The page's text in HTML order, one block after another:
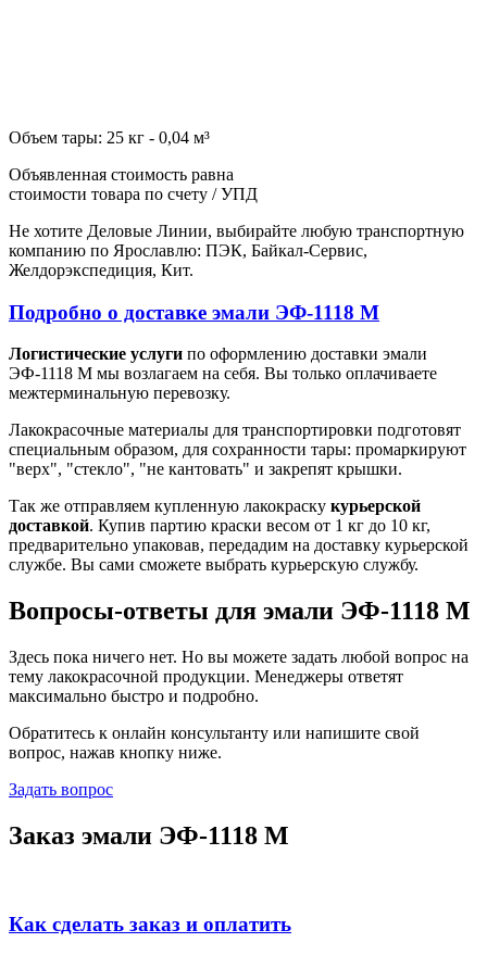
Объем тары: 25 кг - 0,04 м³
Объявленная стоимость равна
стоимости товара по счету / УПД
Не хотите Деловые Линии, выбирайте любую транспортную
компанию по Ярославлю: ПЭК, Байкал-Сервис,
Желдорэкспедиция, Кит.
Подробно о доставке эмали ЭФ-1118 М
Логистические услуги по оформлению доставки эмали
ЭФ-1118 М мы возлагаем на себя. Вы только оплачиваете
межтерминальную перевозку.
Лакокрасочные материалы для транспортировки подготовят
специальным образом, для сохранности тары: промаркируют
"верх", "стекло", "не кантовать" и закрепят крышки.
Так же отправляем купленную лакокраску курьерской
доставкой. Купив партию краски весом от 1 кг до 10 кг,
предварительно упаковав, передадим на доставку курьерской
службе. Вы сами сможете выбрать курьерскую службу.
Вопросы-ответы для эмали ЭФ-1118 М
Здесь пока ничего нет. Но вы можете задать любой вопрос на
тему лакокрасочной продукции. Менеджеры ответят
максимально быстро и подробно.
Обратитесь к онлайн консультанту или напишите свой
вопрос, нажав кнопку ниже.
Задать вопрос
Заказ эмали ЭФ-1118 М
Как сделать заказ и оплатить